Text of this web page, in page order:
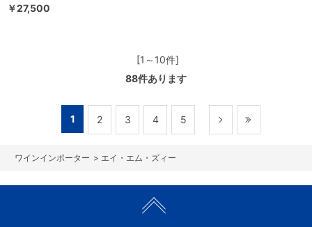
￥27,500
[1～10件]
88件あります
1 2 3 4 5
> エイ・エム・ズィー